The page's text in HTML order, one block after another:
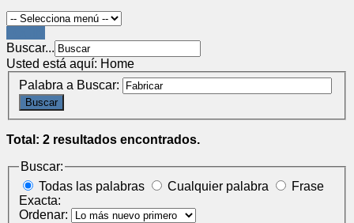
Buscar...
Usted está aquí: Home
Palabra a Buscar:
Buscar
Total: 2 resultados encontrados.
Buscar:
Todas las palabras
Cualquier palabra
Frase
Exacta:
Ordenar: